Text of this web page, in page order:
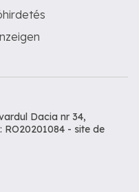
Dacia nr 34,
RO20201084 - site de